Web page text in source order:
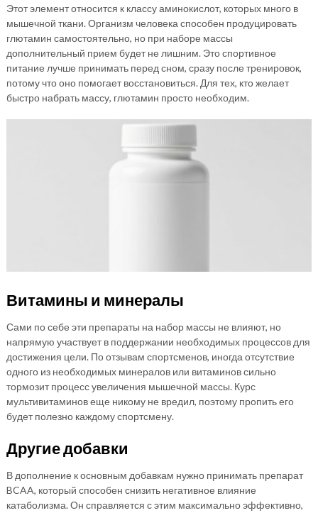
Этот элемент относится к классу аминокислот, которых много в
мышечной ткани. Организм человека способен продуцировать
глютамин самостоятельно, но при наборе массы
дополнительный прием будет не лишним. Это спортивное
питание лучше принимать перед сном, сразу после тренировок,
потому что оно помогает восстановиться. Для тех, кто желает
быстро набрать массу, глютамин просто необходим.
Витамины и минералы
Сами по себе эти препараты на набор массы не влияют, но
напрямую участвует в поддержании необходимых процессов для
достижения цели. По отзывам спортсменов, иногда отсутствие
одного из необходимых минералов или витаминов сильно
тормозит процесс увеличения мышечной массы. Курс
мультивитаминов еще никому не вредил, поэтому пропить его
будет полезно каждому спортсмену.
Другие добавки
В дополнение к основным добавкам нужно принимать препарат
BCAA, который способен снизить негативное влияние
катаболизма. Он справляется с этим максимально эффективно,